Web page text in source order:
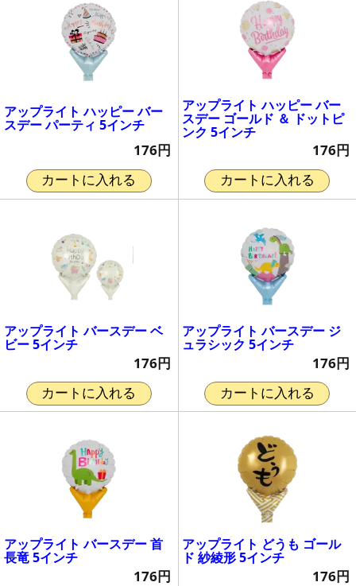
アップライト ハッピー バー
スデー パーティ 5インチ
176円
カートに入れる
アップライト ハッピー バー
スデー ゴールド ＆ ドットピ
ンク 5インチ
176円
カートに入れる
アップライト バースデー ベ
ビー 5インチ
176円
カートに入れる
アップライト バースデー ジ
ュラシック 5インチ
176円
カートに入れる
アップライト バースデー 首
長竜 5インチ
176円
アップライト どうも ゴール
ド 紗綾形 5インチ
176円